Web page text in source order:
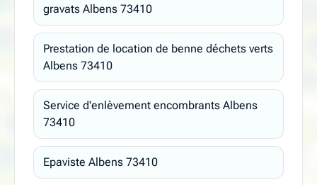
gravats Albens 73410
Prestation de location de benne déchets verts
Albens 73410
Service d'enlèvement encombrants Albens
73410
Epaviste Albens 73410